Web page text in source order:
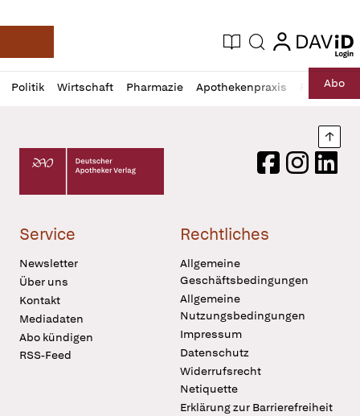
Deutsche Apotheker Zeitung
Aktuelle Ausgabe
Suche login
login
Politik Wirtschaft Pharmazie Apothekenpraxis RechtAbo
Profil
öffnen
Daz
Pur
Deutscher Apotheker Verlag Logo
FacebookInstagram
Service
Newsletter
Über uns
Kontakt
Mediadaten
Abo kündigen
RSS-Feed
Rechtliches
Allgemeine
Geschäftsbedingungen
Allgemeine
Nutzungsbedingungen
Impressum
Datenschutz
Widerrufsrecht
Netiquette
Erklärung zur Barrierefreiheit